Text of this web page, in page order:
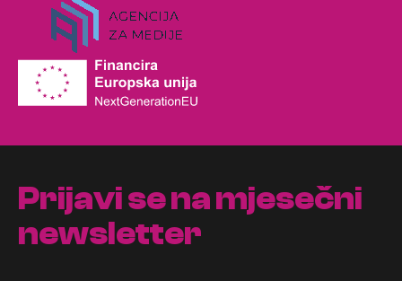
Prijavi se na mjesečni
newsletter